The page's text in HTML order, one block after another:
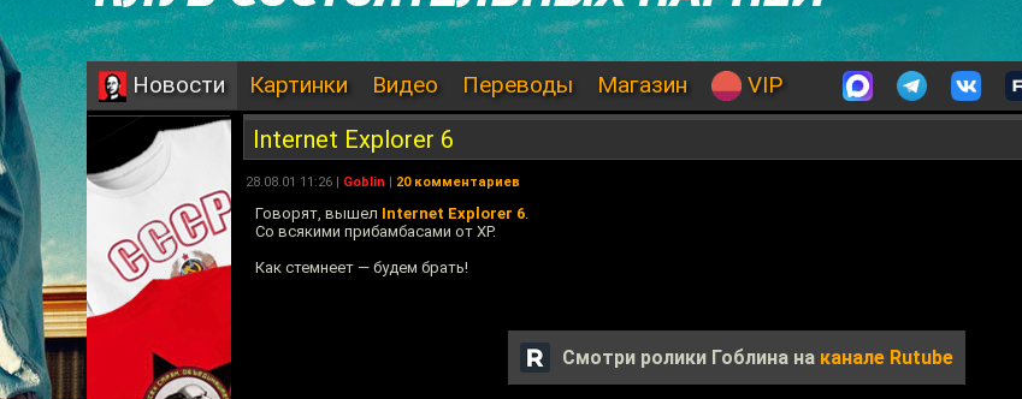
Новости Картинки Видео Переводы Магазин VIP
Internet Explorer 6
28.08.01 11:26 | Goblin | 20 комментариев
Говорят, вышел Internet Explorer 6.
Со всякими прибамбасами от ХР.
Как стемнеет — будем брать!
Смотри ролики Гоблина на канале Rutube